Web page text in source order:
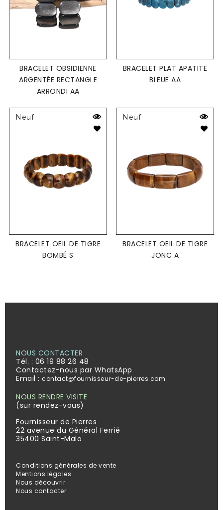
BRACELET OBSIDIENNE
ARGENTÉE RECTANGLE
ARRONDI AA
BRACELET PLAT APATITE
BLEUE AA
Neuf
BRACELET OEIL DE TIGRE
BOMBÉ S
Neuf
BRACELET OEIL DE TIGRE
JONC A
NOUS CONTACTER
Tél. : 06 19 88 26 48
Contactez-nous par WhatsApp
Email : contact@fournisseur-de-pierres.com
NOUS RENDRE VISITE
(sur rendez-vous)
Fournisseur de Pierres
22 avenue du Général Ferrié
35400 Saint-Malo
Conditions générales de vente
Mentions légales
Nous découvrir
Nous contacter